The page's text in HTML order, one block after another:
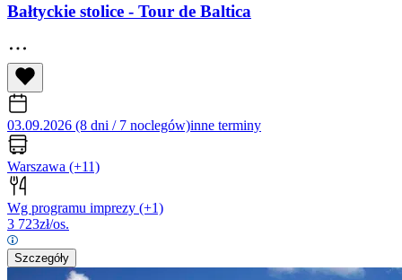
Bałtyckie stolice - Tour de Baltica
03.09.2026 (8 dni / 7 noclegów)inne terminy
Warszawa (+11)
Wg programu imprezy (+1)
3 723zł/os.
Szczegóły